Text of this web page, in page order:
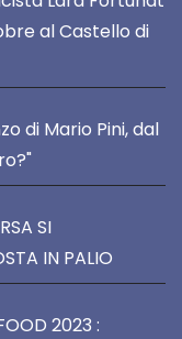
al Castello di
di Mario Pini, dal
SI
IN PALIO
2023 :